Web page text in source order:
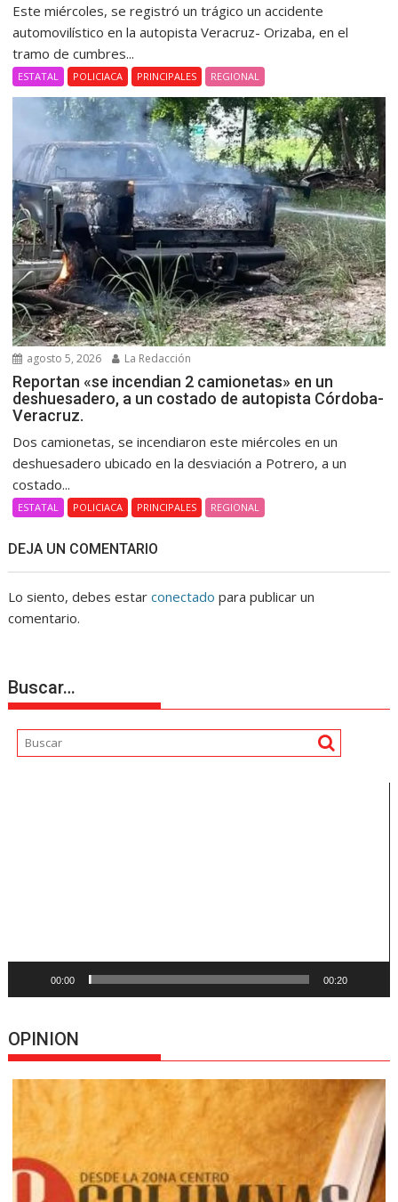
Este miércoles, se registró un trágico un accidente
automovilístico en la autopista Veracruz- Orizaba, en el
tramo de cumbres...
ESTATAL POLICIACA PRINCIPALES REGIONAL
agosto 5, 2026 La Redacción
Reportan «se incendian 2 camionetas» en un
deshuesadero, a un costado de autopista Córdoba-
Veracruz.
Dos camionetas, se incendiaron este miércoles en un
deshuesadero ubicado en la desviación a Potrero, a un
costado...
ESTATAL POLICIACA PRINCIPALES REGIONAL
DEJA UN COMENTARIO
Lo siento, debes estarconectado para publicar un
comentario.
Buscar…
00:00 00:20
OPINION